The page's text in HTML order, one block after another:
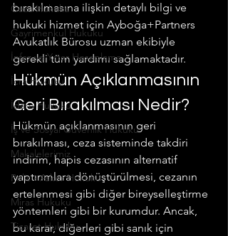
Ceza Hukuku
Gayrimenkul Hukuku
İnfaz ve Yatar Hesaplama
İcra Hukuku
İdare Hukuku
İş ve Sosyal Güvenlik Hukuku
Makalelerimiz
Polis - Asker Hukuku
Miras Hukuku
Ticaret Hukuku
bırakılmasına ilişkin detaylı bilgi ve
hukuki hizmet için Ayboğa+Partners
Avukatlık Bürosu uzman ekibiyle
gerekli tüm yardımı sağlamaktadır.
Hükmün Açıklanmasının
Geri Bırakılması Nedir?
Hükmün açıklanmasının geri
bırakılması, ceza sisteminde takdiri
indirim, hapis cezasının alternatif
yaptırımlara dönüştürülmesi, cezanın
ertelenmesi gibi diğer bireyselleştirme
yöntemleri gibi bir kurumdur. Ancak,
bu karar, diğerleri gibi sanık için